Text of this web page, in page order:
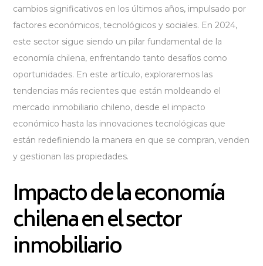
cambios significativos en los últimos años, impulsado por
factores económicos, tecnológicos y sociales. En 2024,
este sector sigue siendo un pilar fundamental de la
economía chilena, enfrentando tanto desafíos como
oportunidades. En este artículo, exploraremos las
tendencias más recientes que están moldeando el
mercado inmobiliario chileno, desde el impacto
económico hasta las innovaciones tecnológicas que
están redefiniendo la manera en que se compran, venden
y gestionan las propiedades.
Impacto de la economía
chilena en el sector
inmobiliario